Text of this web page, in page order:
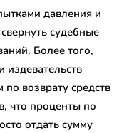
давления и
судебные
Более того,
возврату средств
что проценты по
отдать сумму